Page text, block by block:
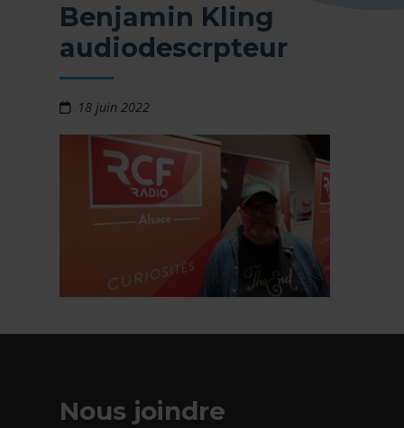
Benjamin Kling
audiodescrpteur
18 juin 2022
Nous joindre